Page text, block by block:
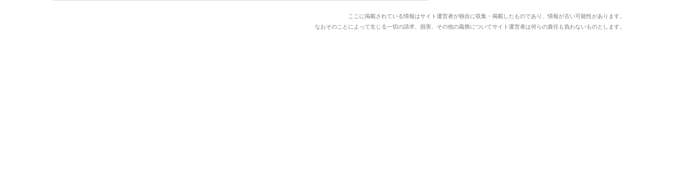
ここに掲載されている情報はサイト運営者が独自に収集・掲載したものであり、情報が古い可能性があります。
なおそのことによって生じる一切の請求、損害、その他の義務についてサイト運営者は何らの責任も負わないものとします。